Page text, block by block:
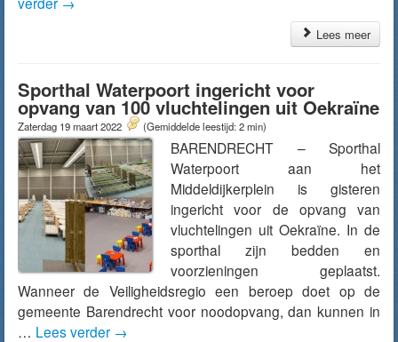
Lees meer
Sporthal Waterpoort ingericht voor
opvang van 100 vluchtelingen uit Oekraïne
Zaterdag 19 maart 2022 (Gemiddelde leestijd: 2 min)
BARENDRECHT – Sporthal
Waterpoort aan het
Middeldijkerplein is gisteren
ingericht voor de opvang van
vluchtelingen uit Oekraïne. In de
sporthal zijn bedden en
voorzieningen geplaatst.
Wanneer de Veiligheidsregio een beroep doet op de
gemeente Barendrecht voor noodopvang, dan kunnen in
… Lees verder →